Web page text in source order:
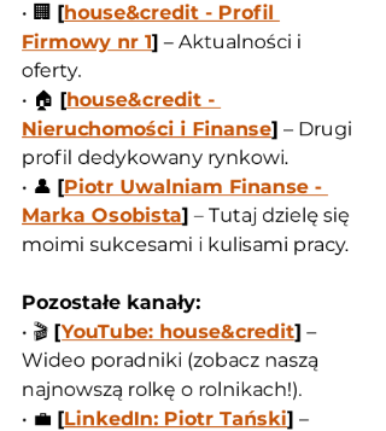
• 🏢 [house&credit - Profil
Firmowy nr 1] – Aktualności i
oferty.
• 🏠 [house&credit -
Nieruchomości i Finanse] – Drugi
profil dedykowany rynkowi.
• 👤 [Piotr Uwalniam Finanse -
Marka Osobista] – Tutaj dzielę się
moimi sukcesami i kulisami pracy.
Pozostałe kanały:
• 🎬 [YouTube: house&credit] –
Wideo poradniki (zobacz naszą
najnowszą rolkę o rolnikach!).
• 💼 [LinkedIn: Piotr Tański] –